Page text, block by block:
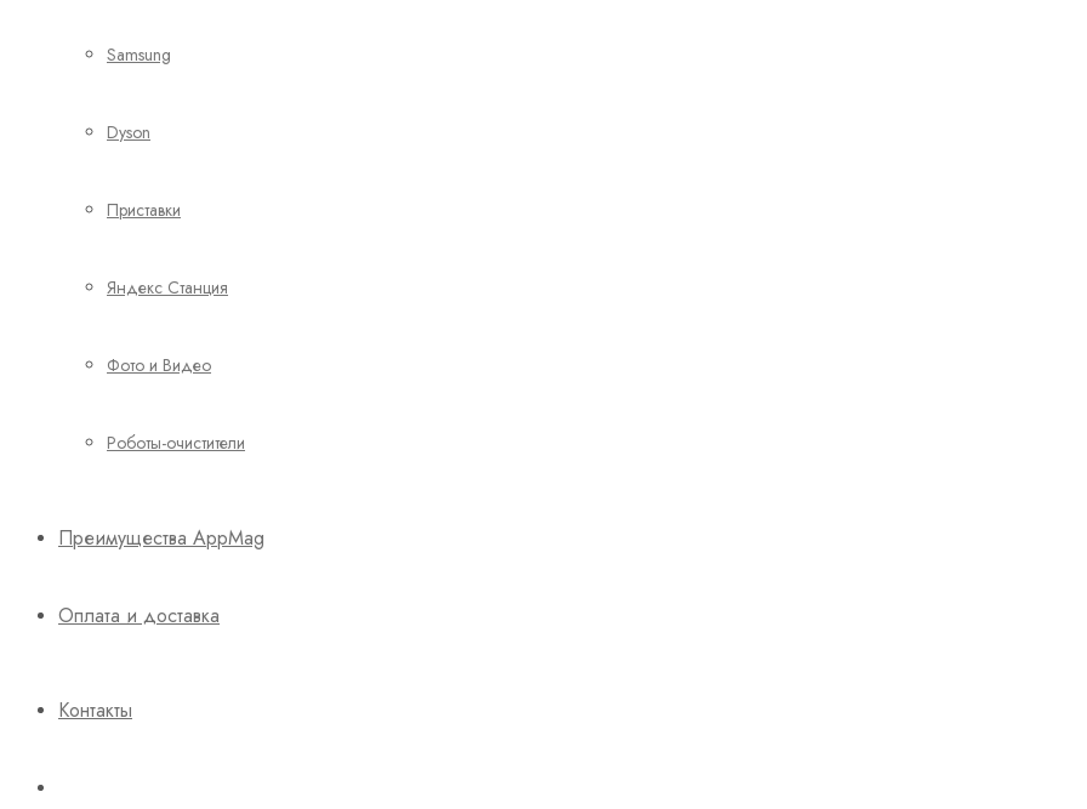
Samsung
Dyson
Приставки
Яндекс Станция
Фото и Видео
Роботы-очистители
Преимущества AppMag
Оплата и доставка
Контакты